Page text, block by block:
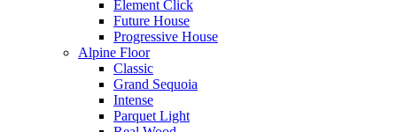
Element Click
Future House
Progressive House
Alpine Floor
Classic
Grand Sequoia
Intense
Parquet Light